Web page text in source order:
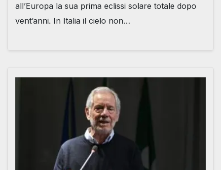
all’Europa la sua prima eclissi solare totale dopo
vent’anni. In Italia il cielo non…